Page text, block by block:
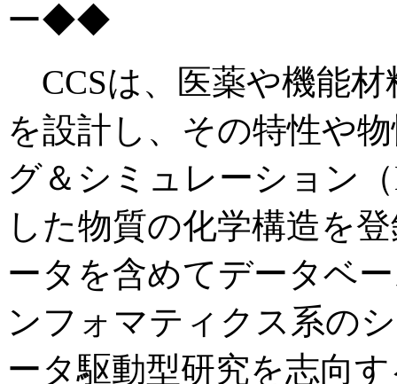
ー◆◆
CCSは、医薬や機能材
を設計し、その特性や
グ＆シミュレーション
した物質の化学構造を
ータを含めてデータベ
ンフォマティクス系の
ータ駆動型研究を志向